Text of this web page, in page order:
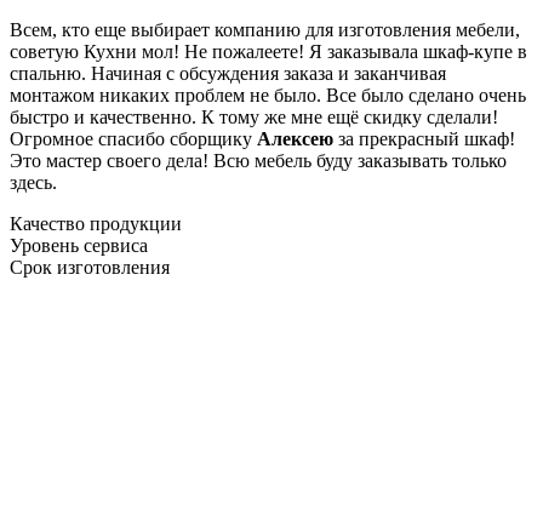
Всем, кто еще выбирает компанию для изготовления мебели,
советую Кухни мол! Не пожалеете! Я заказывала шкаф-купе в
спальню. Начиная с обсуждения заказа и заканчивая
монтажом никаких проблем не было. Все было сделано очень
быстро и качественно. К тому же мне ещё скидку сделали!
Огромное спасибо сборщику Алексею за прекрасный шкаф!
Это мастер своего дела! Всю мебель буду заказывать только
здесь.
Качество продукции
Уровень сервиса
Срок изготовления